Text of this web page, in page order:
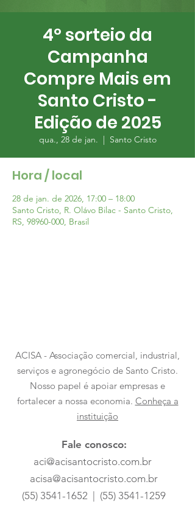
4º sorteio da
Campanha
Compre Mais em
Santo Cristo -
Edição de 2025
qua., 28 de jan.
  |
Santo Cristo
Hora / local
28 de jan. de 2026, 17:00 – 18:00
Santo Cristo, R. Olávo Bilac - Santo Cristo,
RS, 98960-000, Brasil
ACISA - Associação comercial, industrial,
serviços e agronegócio de Santo Cristo.
Nosso papel é apoiar empresas e
fortalecer a nossa economia. Conheça a
instituição
Fale conosco:
aci@acisantocristo.com.br
acisa@acisantocristo.com.br
(55) 3541-1652
(55) 3541-1259